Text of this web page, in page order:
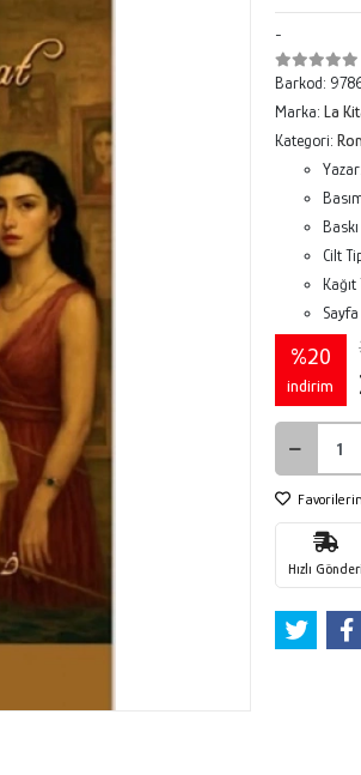
-
Barkod:
Marka: La
Kategori:
Yazar:
Baskı
Cilt
Kağıt
Sayfa
%20
indirim
Hızlı Gönderi